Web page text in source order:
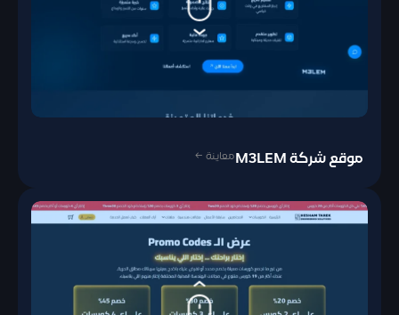
موقع شركة M3LEM معاينة ←